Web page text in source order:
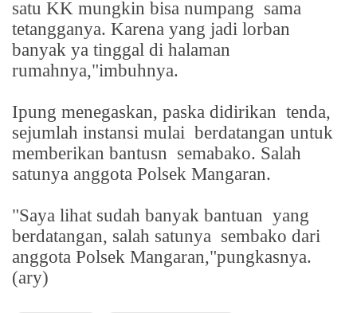
satu KK mungkin bisa numpang sama
tetangganya. Karena yang jadi lorban
banyak ya tinggal di halaman
rumahnya,"imbuhnya.
Ipung menegaskan, paska didirikan tenda,
sejumlah instansi mulai berdatangan untuk
memberikan bantusn semabako. Salah
satunya anggota Polsek Mangaran.
"Saya lihat sudah banyak bantuan yang
berdatangan, salah satunya sembako dari
anggota Polsek Mangaran,"pungkasnya.
(ary)